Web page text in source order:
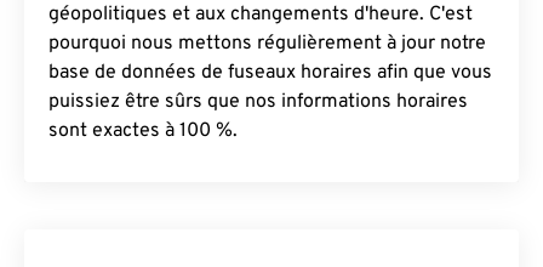
géopolitiques et aux changements d'heure. C'est
pourquoi nous mettons régulièrement à jour notre
base de données de fuseaux horaires afin que vous
puissiez être sûrs que nos informations horaires
sont exactes à 100 %.